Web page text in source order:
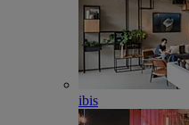
ibis